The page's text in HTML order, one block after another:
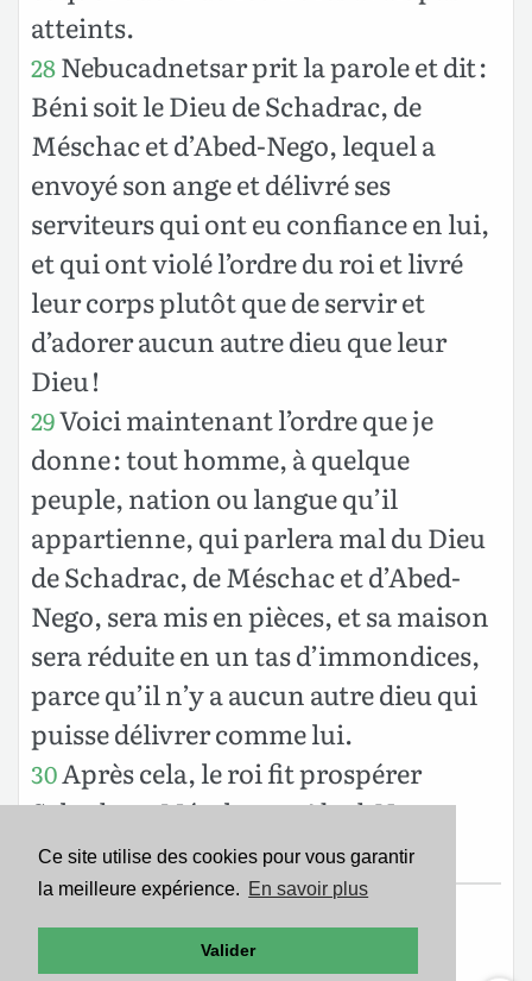
Ce site utilise des cookies pour vous garantir
la meilleure expérience. En savoir plus
Valider
atteints.
28Nebucadnetsar prit la parole et dit :
Béni soit le Dieu de Schadrac, de
Méschac et d’Abed-Nego, lequel a
envoyé son ange et délivré ses
serviteurs qui ont eu confiance en lui,
et qui ont violé l’ordre du roi et livré
leur corps plutôt que de servir et
d’adorer aucun autre dieu que leur
Dieu !
29Voici maintenant l’ordre que je
donne : tout homme, à quelque
peuple, nation ou langue qu’il
appartienne, qui parlera mal du Dieu
de Schadrac, de Méschac et d’Abed-
Nego, sera mis en pièces, et sa maison
sera réduite en un tas d’immondices,
parce qu’il n’y a aucun autre dieu qui
puisse délivrer comme lui.
30Après cela, le roi fit prospérer
Schadrac, Méschac et Abed-Nego,
dans la province de Babylone.
Texte de la Nouvelle Édition de Genève
Copyright ©1979Société Biblique de Genève